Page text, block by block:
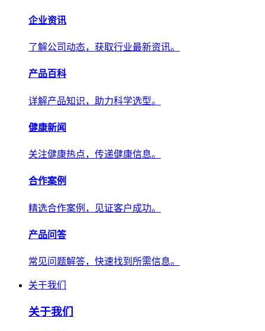
企业资讯
了解公司动态，获取行业最新资讯。
产品百科
详解产品知识，助力科学选型。
健康新闻
关注健康热点，传递健康信息。
合作案例
精选合作案例，见证客户成功。
产品问答
常见问题解答，快速找到所需信息。
关于我们
关于我们